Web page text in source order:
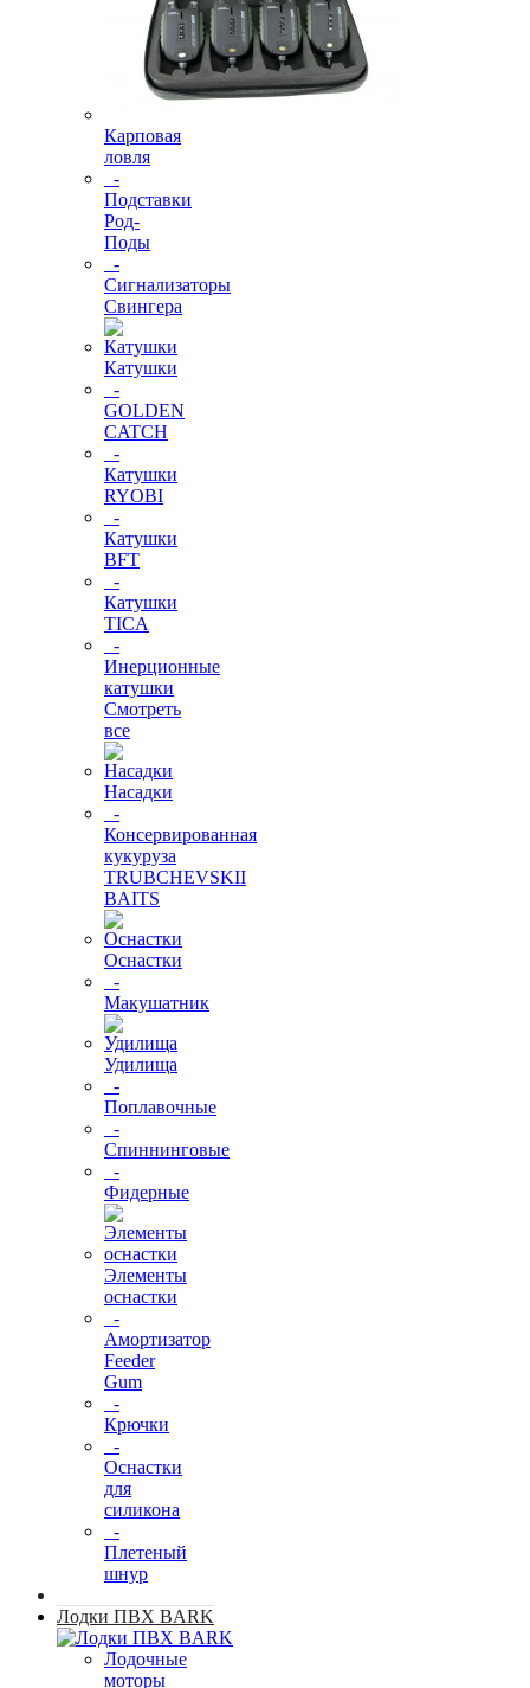
Карповая
ловля
-
Подставки
Род-
Поды
-
Сигнализаторы
Свингера
Катушки
-
GOLDEN
CATCH
-
Катушки
RYOBI
-
Катушки
BFT
-
Катушки
TICA
-
Инерционные
катушки
Смотреть
все
Насадки
-
Консервированная
кукуруза
TRUBCHEVSKII
BAITS
Оснастки
-
Макушатник
Удилища
-
Поплавочные
-
Спиннинговые
-
Фидерные
Элементы
оснастки
-
Амортизатор
Feeder
Gum
-
Крючки
-
Оснастки
для
силикона
-
Плетеный
шнур
Лодки ПВХ BARK
Лодочные
моторы